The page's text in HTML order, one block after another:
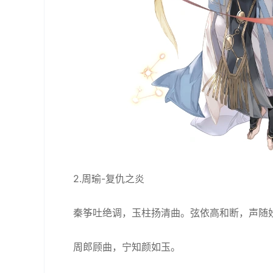
2.周瑜-复仇之炎
秦筝吐绝调，玉柱扬清曲。弦依高和断，声随
周郎顾曲，宁知颜如玉。